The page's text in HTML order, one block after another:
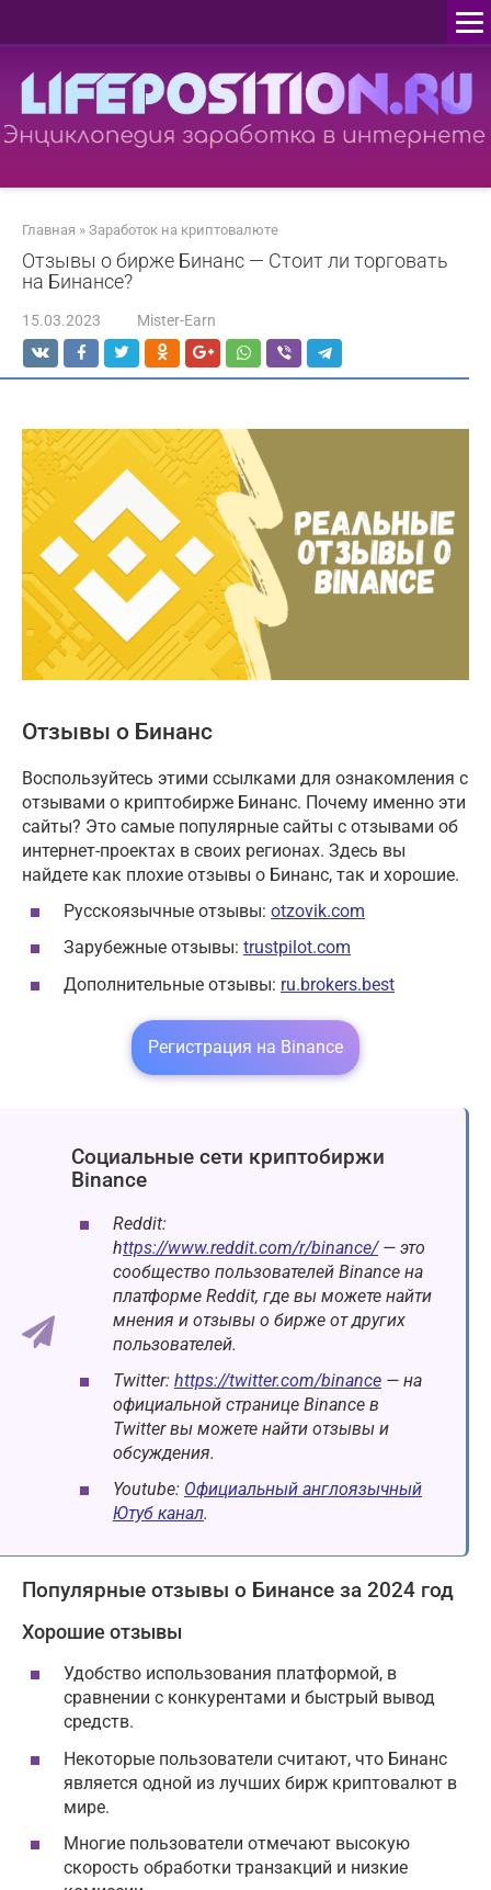
Главная » Заработок на криптовалюте
Отзывы о бирже Бинанс — Стоит ли торговать
на Бинансе?
15.03.2023 Mister-Earn
Отзывы о Бинанс
Воспользуйтесь этими ссылками для ознакомления с
отзывами о криптобирже Бинанс. Почему именно эти
сайты? Это самые популярные сайты с отзывами об
интернет-проектах в своих регионах. Здесь вы
найдете как плохие отзывы о Бинанс, так и хорошие.
Русскоязычные отзывы: otzovik.com
Зарубежные отзывы: trustpilot.com
Дополнительные отзывы: ru.brokers.best
Регистрация на Binance
Социальные сети криптобиржи
Binance
Reddit:
https://www.reddit.com/r/binance/— это
сообщество пользователей Binance на
платформе Reddit, где вы можете найти
мнения и отзывы о бирже от других
пользователей.
Twitter: https://twitter.com/binance — на
официальной странице Binance в
Twitter вы можете найти отзывы и
обсуждения.
Youtube: Официальный англоязычный
Ютуб канал.
Популярные отзывы о Бинансе за 2024 год
Хорошие отзывы
Удобство использования платформой, в
сравнении с конкурентами и быстрый вывод
средств.
Некоторые пользователи считают, что Бинанс
является одной из лучших бирж криптовалют в
мире.
Многие пользователи отмечают высокую
скорость обработки транзакций и низкие